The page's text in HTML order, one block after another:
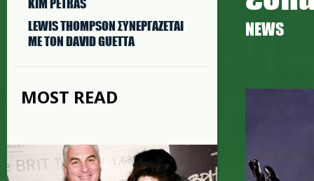
KIM PETRAS
LEWIS THOMPSON ΣΥΝΕΡΓAΖΕΤΑΙ
ΜΕ ΤΟΝ DAVID GUETTA
MOST READ
NEWS
the-